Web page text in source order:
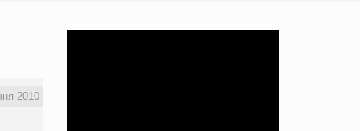
2010